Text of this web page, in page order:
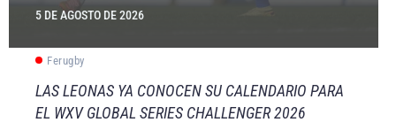
5 DE AGOSTO DE 2026
Ferugby
LAS LEONAS YA CONOCEN SU CALENDARIO PARA
EL WXV GLOBAL SERIES CHALLENGER 2026